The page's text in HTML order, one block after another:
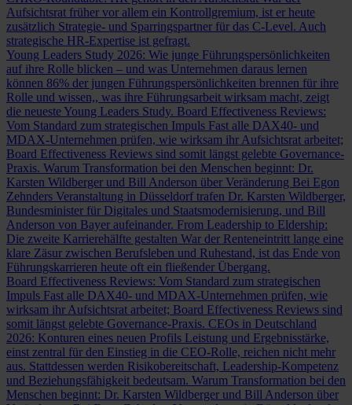
Aufsichtsrat früher vor allem ein Kontrollgremium, ist er heute
zusätzlich Strategie- und Sparringspartner für das C-Level. Auch
strategische HR-Expertise ist gefragt.
Young Leaders Study 2026: Wie junge Führungspersönlichkeiten
auf ihre Rolle blicken – und was Unternehmen daraus lernen
können 86% der jungen Führungspersönlichkeiten brennen für ihre
Rolle und wissen,, was ihre Führungsarbeit wirksam macht, zeigt
die neueste Young Leaders Study. Board Effectiveness Reviews:
Vom Standard zum strategischen Impuls Fast alle DAX40- und
MDAX-Unternehmen prüfen, wie wirksam ihr Aufsichtsrat arbeitet;
Board Effectiveness Reviews sind somit längst gelebte Governance-
Praxis. Warum Transformation bei den Menschen beginnt: Dr.
Karsten Wildberger und Bill Anderson über Veränderung Bei Egon
Zehnders Veranstaltung in Düsseldorf trafen Dr. Karsten Wildberger,
Bundesminister für Digitales und Staatsmodernisierung, und Bill
Anderson von Bayer aufeinander. From Leadership to Eldership:
Die zweite Karrierehälfte gestalten War der Renteneintritt lange eine
klare Zäsur zwischen Berufsleben und Ruhestand, ist das Ende von
Führungskarrieren heute oft ein fließender Übergang.
Board Effectiveness Reviews: Vom Standard zum strategischen
Impuls Fast alle DAX40- und MDAX-Unternehmen prüfen, wie
wirksam ihr Aufsichtsrat arbeitet; Board Effectiveness Reviews sind
somit längst gelebte Governance-Praxis. CEOs in Deutschland
2026: Konturen eines neuen Profils Leistung und Ergebnisstärke,
einst zentral für den Einstieg in die CEO-Rolle, reichen nicht mehr
aus. Stattdessen werden Risikobereitschaft, Leadership-Kompetenz
und Beziehungsfähigkeit bedeutsam. Warum Transformation bei den
Menschen beginnt: Dr. Karsten Wildberger und Bill Anderson über